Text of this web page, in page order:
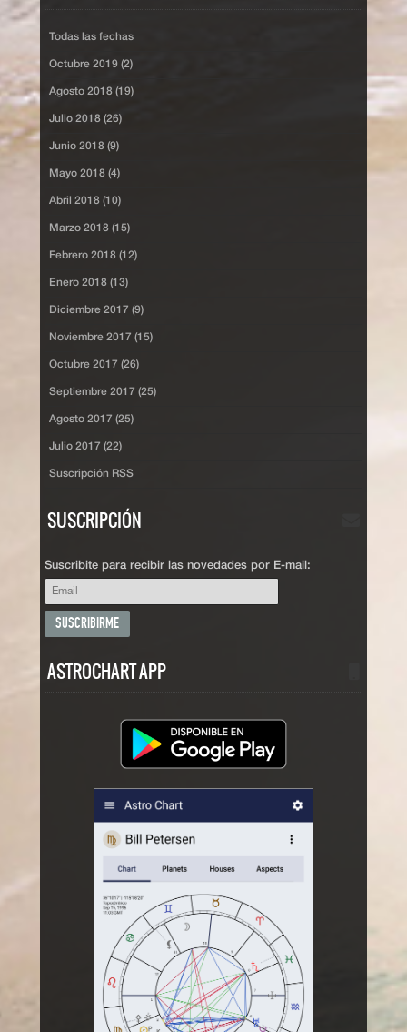
Todas las fechas
Octubre 2019 (2)
Agosto 2018 (19)
Julio 2018 (26)
Junio 2018 (9)
Mayo 2018 (4)
Abril 2018 (10)
Marzo 2018 (15)
Febrero 2018 (12)
Enero 2018 (13)
Diciembre 2017 (9)
Noviembre 2017 (15)
Octubre 2017 (26)
Septiembre 2017 (25)
Agosto 2017 (25)
Julio 2017 (22)
Suscripción RSS
SUSCRIPCIÓN
Suscribite para recibir las novedades por E-mail:
ASTROCHART APP